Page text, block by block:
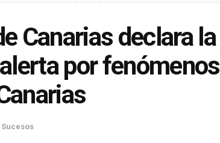
Canarias declara la
por fenómenos
Sucesos